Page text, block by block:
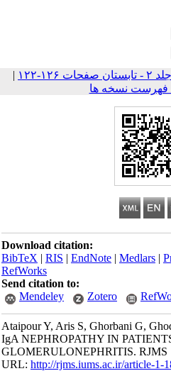
صفحات ۱۲۶-۱۲۲
|
نسخه ها
Download citation:
BibTeX|RIS|EndNote|Medlars|
RefWorks
Send citation to:
Mendeley
Zotero
Ataipour Y, Aris S, Ghorbani G,
IgA NEPHROPATHY IN
GLOMERULONEPHRITIS.
URL:http://rjms.iums.ac.ir/article-